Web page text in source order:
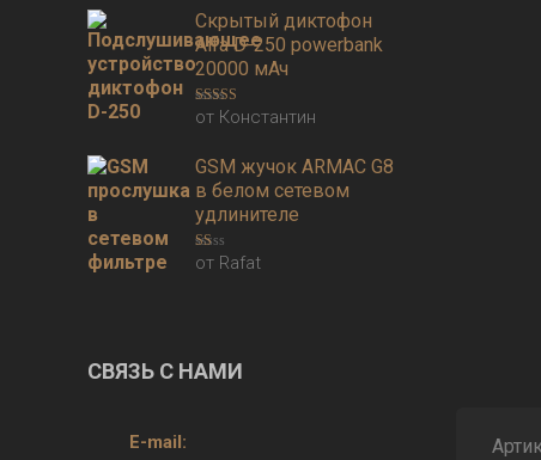
Скрытый диктофон
Alfa D-250 powerbank
20000 мАч
Оценка5из
5
от Константин
GSM жучок ARMAC G8
в белом сетевом
удлинителе
Оценка
1
от Rafat
СВЯЗЬ С НАМИ
E-mail: